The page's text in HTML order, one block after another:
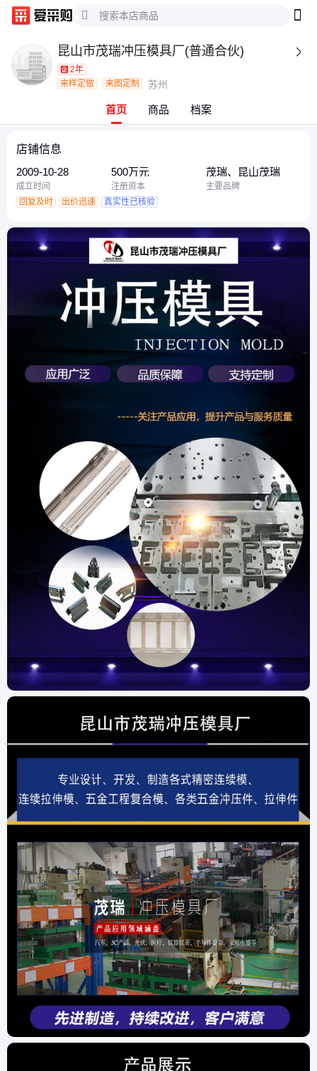
昆山市茂瑞冲压模具厂(普通合伙) 
2年
来样定做
来图定制 苏州
首页 商品 档案
店铺信息
2009-10-28
成立时间
500万元
注册资本
茂瑞、昆山茂瑞
主要品牌
回复及时
出价迅速 真实性已核验